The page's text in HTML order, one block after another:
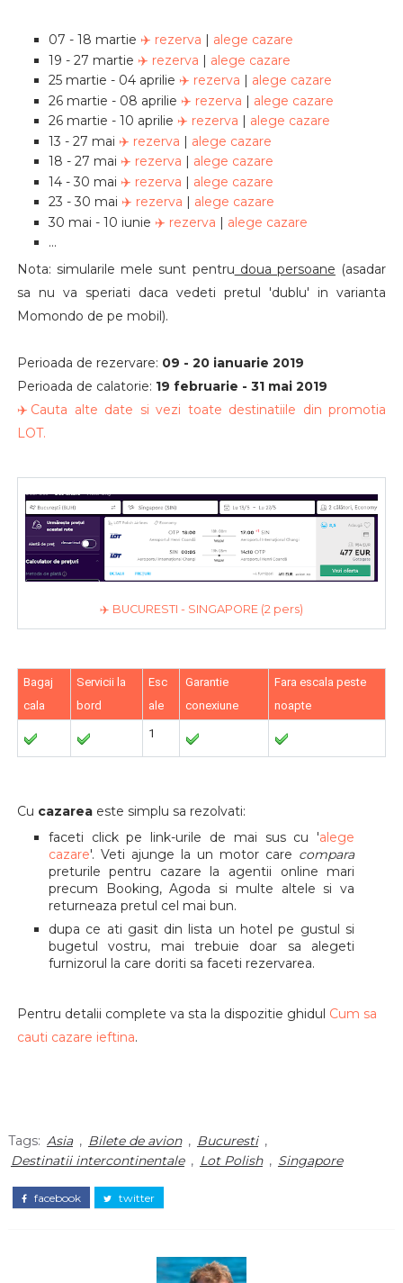
07 - 18 martie ✈️ rezerva
alege cazare
19 - 27 martie ✈️ rezerva | alege cazare
25 martie - 04 aprilie ✈️ rezerva
alege cazare
26 martie - 08 aprilie ✈️ rezerva | alege cazare
26 martie - 10 aprilie ✈️ rezerva
alege cazare
13 - 27 mai ✈️ rezerva | alege cazare
18 - 27 mai ✈️ rezerva
alege cazare
14 - 30 mai ✈️ rezerva | alege cazare
23 - 30 mai ✈️ rezerva
alege cazare
30 mai - 10 iunie ✈️ rezerva | alege cazare
...
Nota: simularile mele sunt pentru doua persoane (asadar
sa nu va speriati daca vedeti pretul 'dublu' in varianta
Momondo de pe mobil).
Perioada de rezervare: 09 - 20 ianuarie 2019
Perioada de calatorie: 19 februarie - 31 mai 2019
✈️Cauta alte date si vezi toate destinatiile din promotia
LOT.
✈️ BUCURESTI - SINGAPORE (2 pers)
Bagaj
cala
Servicii la
bord
Esc
ale
Garantie
conexiune
Fara escala peste
noapte
1
Cu cazareaeste simplu sa rezolvati:
faceti click pe link-urile de mai sus cu 'alege
cazare'. Veti ajunge la un motor care compara
preturile pentru cazare la agentii online mari
precum Booking, Agoda si multe altele si va
returneaza pretul cel mai bun.
dupa ce ati gasit din lista un hotel pe gustul si
bugetul vostru, mai trebuie doar sa alegeti
furnizorul la care doriti sa faceti rezervarea.
Pentru detalii complete va sta la dispozitie ghidul Cum sa
cauti cazare ieftina.
Tags: Asia , Bilete de avion , Bucuresti ,
Destinatii intercontinentale , Lot Polish , Singapore
facebook twitter